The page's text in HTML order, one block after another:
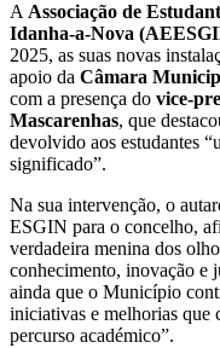
A Associação de
Idanha-a-Nova
2025, as suas novas
apoio da Câmara
com a presença do vice-
Mascarenhas, que
devolvido aos estudantes
significado”.
Na sua intervenção, o
ESGIN para o concelho,
verdadeira menina dos
conhecimento, inovação e
ainda que o Município
iniciativas e melhorias que
percurso académico”.